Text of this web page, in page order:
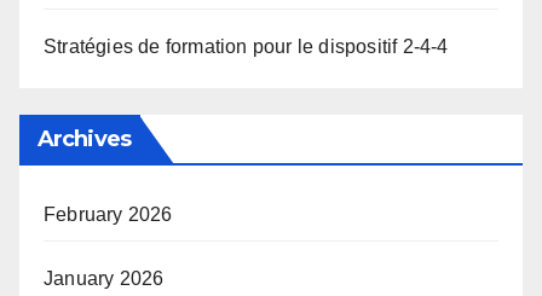
Stratégies de formation pour le dispositif 2-4-4
Archives
February 2026
January 2026